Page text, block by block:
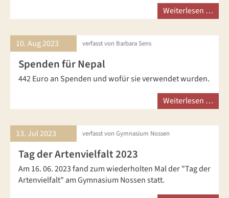
Weiterlesen …
10. Aug2023 verfasst von Barbara Sens
Spenden für Nepal
442 Euro an Spenden und wofür sie verwendet wurden.
Weiterlesen …
13. Jul2023 verfasst von Gymnasium Nossen
Tag der Artenvielfalt 2023
Am 16. 06. 2023 fand zum wiederholten Mal der "Tag der
Artenvielfalt" am Gymnasium Nossen statt.